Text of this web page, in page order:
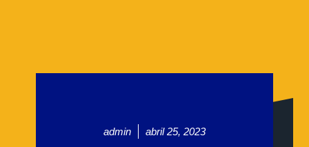
admin abril 25, 2023